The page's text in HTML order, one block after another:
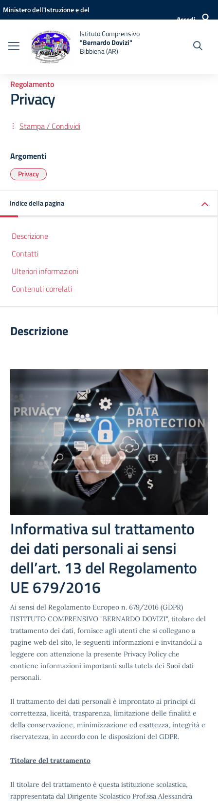
Vai ai contenuti
Vai al menu di navigazione
Vai al footer
Ministero dell'Istruzione e del
Accedi
Istituto Comprensivo
"Bernardo Dovizi"
Bibbiena (AR)
Regolamento
Privacy
Stampa / Condividi
Argomenti
Privacy
Indice della pagina
Descrizione
Contatti
Ulteriori informazioni
Contenuti correlati
Descrizione
Informativa sul trattamento
dei dati personali ai sensi
dell’art. 13 del Regolamento
UE 679/2016
Ai sensi del Regolamento Europeo n. 679/2016 (GDPR)
l’ISTITUTO COMPRENSIVO "BERNARDO DOVIZI", titolare del
trattamento dei dati, fornisce agli utenti che si collegano a
pagine web del sito, le seguenti informazioni e invitandoLi a
leggere con attenzione la presente Privacy Policy che
contiene informazioni importanti sulla tutela dei Suoi dati
personali.
Il trattamento dei dati personali è improntato ai principi di
correttezza, liceità, trasparenza, limitazione delle finalità e
della conservazione, minimizzazione ed esattezza, integrità e
riservatezza, in accordo con le disposizioni del GDPR.
Titolare del trattamento
Il titolare del trattamento è questa istituzione scolastica,
rappresentata dal Dirigente Scolastico Prof.ssa Alessandra